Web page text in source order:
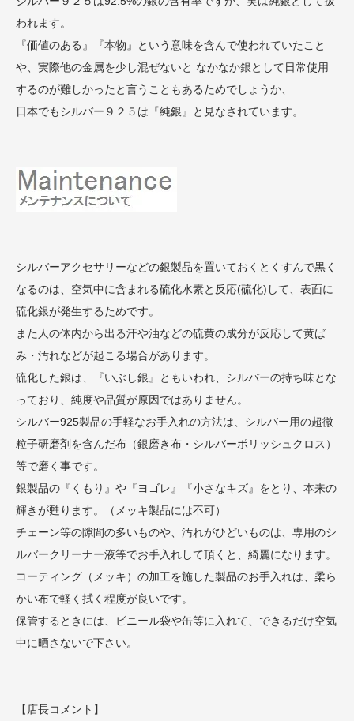
われます。
『価値のある』『本物』という意味を含んで使われていたこと
や、実際他の金属を少し混ぜないと なかなか銀として日常使用
するのが難しかったと言うこともあるためでしょうか、
日本でもシルバー９２５は『純銀』と見なされています。
シルバーアクセサリーなどの銀製品を置いておくとくすんで黒く
なるのは、空気中に含まれる硫化水素と反応(硫化)して、表面に
硫化銀が発生するためです。
また人の体内から出る汗や油などの硫黄の成分が反応して黄ば
み・汚れなどが起こる場合があります。
硫化した銀は、『いぶし銀』ともいわれ、シルバーの持ち味とな
っており、純度や品質が原因ではありません。
シルバー925製品の手軽なお手入れの方法は、シルバー用の超微
粒子研磨剤を含んだ布（銀磨き布・シルバーポリッシュクロス）
等で磨く事です。
銀製品の『くもり』や『ヨゴレ』『小さなキズ』をとり、本来の
輝きが甦ります。（メッキ製品には不可）
チェーン等の隙間の多いものや、汚れがひどいものは、専用のシ
ルバークリーナー液等でお手入れして頂くと、綺麗になります。
コーティング（メッキ）の加工を施した製品のお手入れは、柔ら
かい布で軽く拭く程度が良いです。
保管するときには、ビニール袋や缶等に入れて、できるだけ空気
中に晒さないで下さい。
【店長コメント】